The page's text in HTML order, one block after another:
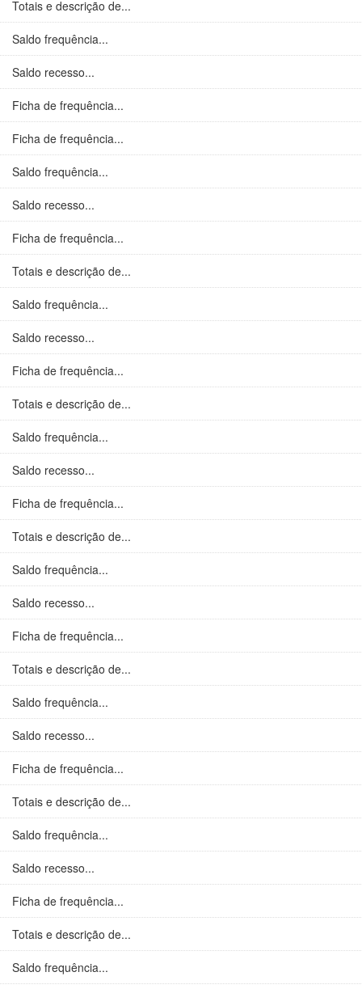
Totais e descrição de...
Saldo frequência...
Saldo recesso...
Ficha de frequência...
Ficha de frequência...
Saldo frequência...
Saldo recesso...
Ficha de frequência...
Totais e descrição de...
Saldo frequência...
Saldo recesso...
Ficha de frequência...
Totais e descrição de...
Saldo frequência...
Saldo recesso...
Ficha de frequência...
Totais e descrição de...
Saldo frequência...
Saldo recesso...
Ficha de frequência...
Totais e descrição de...
Saldo frequência...
Saldo recesso...
Ficha de frequência...
Totais e descrição de...
Saldo frequência...
Saldo recesso...
Ficha de frequência...
Totais e descrição de...
Saldo frequência...